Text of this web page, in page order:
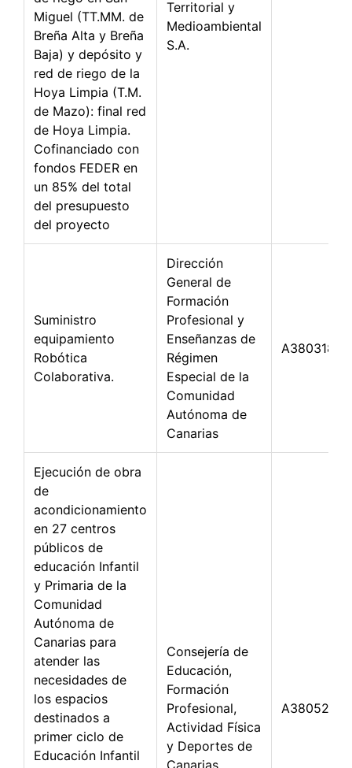
Miguel (TT.MM. de
Breña Alta y Breña
Baja) y depósito y
red de riego de la
Hoya Limpia (T.M.
de Mazo): final red
de Hoya Limpia.
Cofinanciado con
fondos FEDER en
un 85% del total
del presupuesto
del proyecto
Territorial y
Medioambiental
S.A.
Suministro
equipamiento
Robótica
Colaborativa.
Dirección
General de
Formación
Profesional y
Enseñanzas de
Régimen
Especial de la
Comunidad
Autónoma de
Canarias
A38031878
Ejecución de obra
de
acondicionamiento
en 27 centros
públicos de
educación Infantil
y Primaria de la
Comunidad
Autónoma de
Canarias para
atender las
necesidades de
los espacios
destinados a
primer ciclo de
Educación Infantil
Consejería de
Educación,
Formación
Profesional,
Actividad Física
y Deportes de
Canarias
A38052882